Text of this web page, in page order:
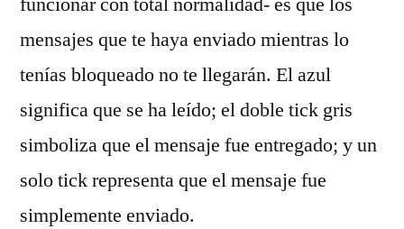
mensajes que te haya enviado mientras lo
tenías bloqueado no te llegarán. El azul
significa que se ha leído; el doble tick gris
simboliza que el mensaje fue entregado; y un
solo tick representa que el mensaje fue
simplemente enviado.